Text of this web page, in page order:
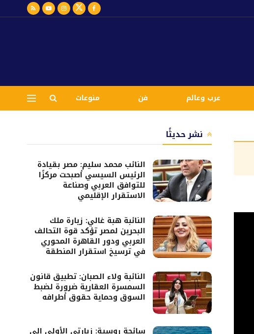
عرب وعالم فن منوعات
نشر حديثًا
النائب محمد سليم: مصر بقيادة
الرئيس السيسي أصبحت مركزًا
للتوافق العربي وصناعة
الاستقرار الإقليمي
النائبة هبة غالي: زيارة ملك
البحرين لمصر تؤكد قوة التحالف
العربي ودور القاهرة المحوري
في ترسيخ استقرار المنطقة
النائبة ولاء الصبان: تطبيق قانون
السمسرة العقارية ضرورة لضبط
السوق وحماية حقوق أطرافه
سائحة روسية: زيارتي الأولى إلى